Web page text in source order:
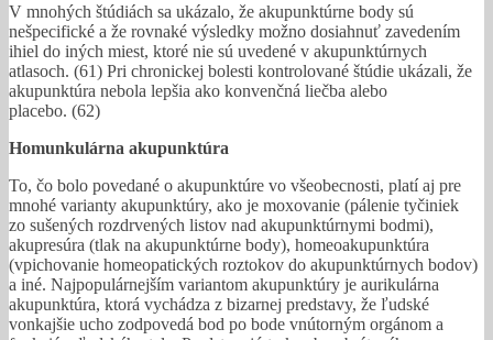
V mnohých štúdiách sa ukázalo, že akupunktúrne body sú
nešpecifické a že rovnaké výsledky možno dosiahnuť zavedením
ihiel do iných miest, ktoré nie sú uvedené v akupunktúrnych
atlasoch. (61) Pri chronickej bolesti kontrolované štúdie ukázali, že
akupunktúra nebola lepšia ako konvenčná liečba alebo
placebo. (62)
Homunkulárna akupunktúra
To, čo bolo povedané o akupunktúre vo všeobecnosti, platí aj pre
mnohé varianty akupunktúry, ako je moxovanie (pálenie tyčiniek
zo sušených rozdrvených listov nad akupunktúrnymi bodmi),
akupresúra (tlak na akupunktúrne body), homeoakupunktúra
(vpichovanie homeopatických roztokov do akupunktúrnych bodov)
a iné. Najpopulárnejším variantom akupunktúry je aurikulárna
akupunktúra, ktorá vychádza z bizarnej predstavy, že ľudské
vonkajšie ucho zodpovedá bod po bode vnútorným orgánom a